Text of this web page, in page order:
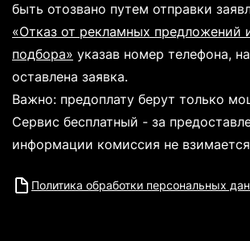
быть отозвано путем отправки
«Отказ от рекламных предложений
подбора» указав номер телефона,
оставлена заявка.
Важно: предоплату берут только
Сервис бесплатный - за
информации комиссия не
Политика обработки персональных